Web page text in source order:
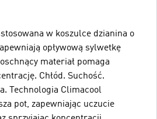
w koszulce dzianina o
opływową sylwetkę
materiał pomaga
Chłód. Suchość.
Technologia Climacool
pot, zapewniając uczucie